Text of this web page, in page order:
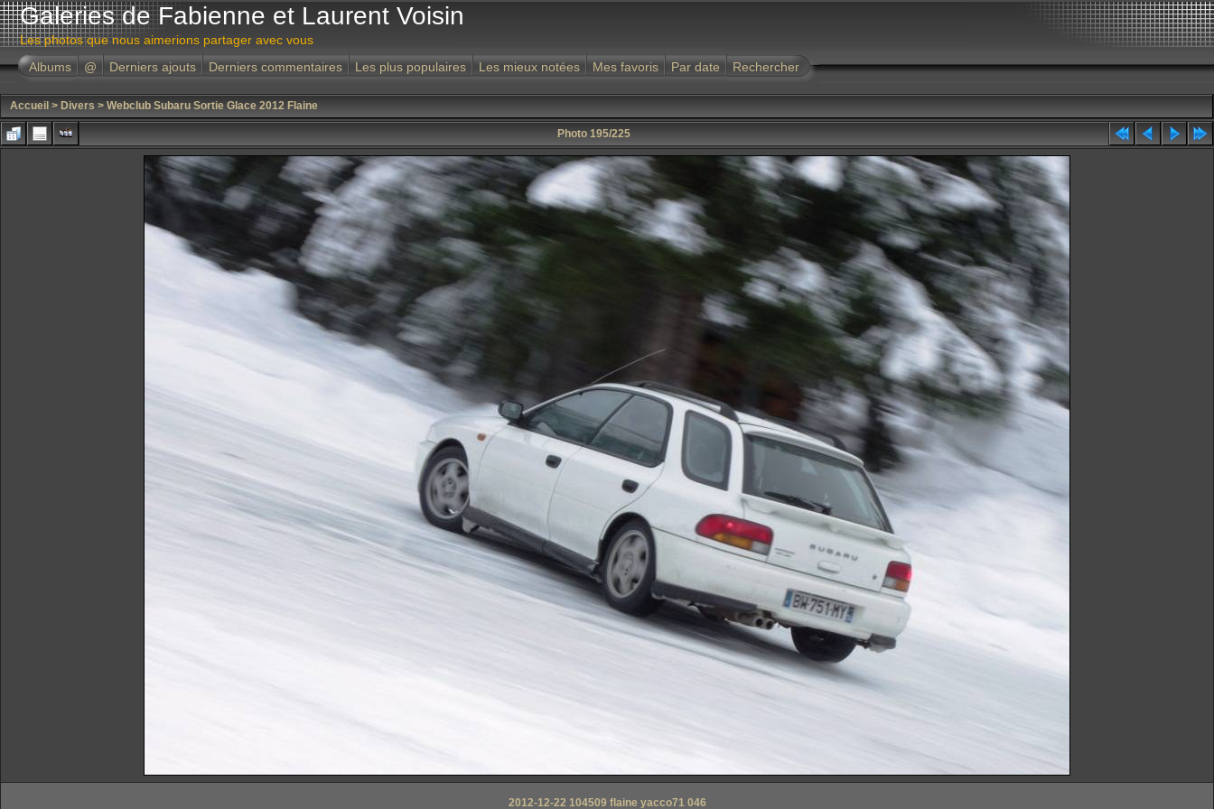
Galeries de Fabienne et Laurent Voisin
Les photos que nous aimerions partager avec vous
Albums
@ Derniers ajouts Derniers commentaires Les plus populaires Les mieux notées Mes favoris Par date Rechercher
Accueil > Divers > Webclub Subaru Sortie Glace 2012 Flaine
Photo 195/225
2012-12-22 104509 flaine yacco71 046